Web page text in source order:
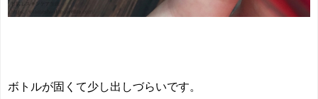
ボトルが固くて少し出しづらいです。